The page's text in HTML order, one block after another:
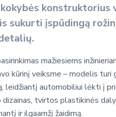
konstruktorius
sukurti įspūdingą
.
mažiesiems
kūrinį veiksme – modelis turi
leidžiantį automobiliui lėkti į
tvirtos plastikinės
ir ilgaamžį žaidimą.